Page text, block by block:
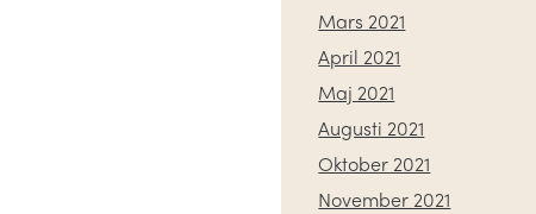
Mars 2021
April 2021
Maj 2021
Augusti 2021
Oktober 2021
November 2021